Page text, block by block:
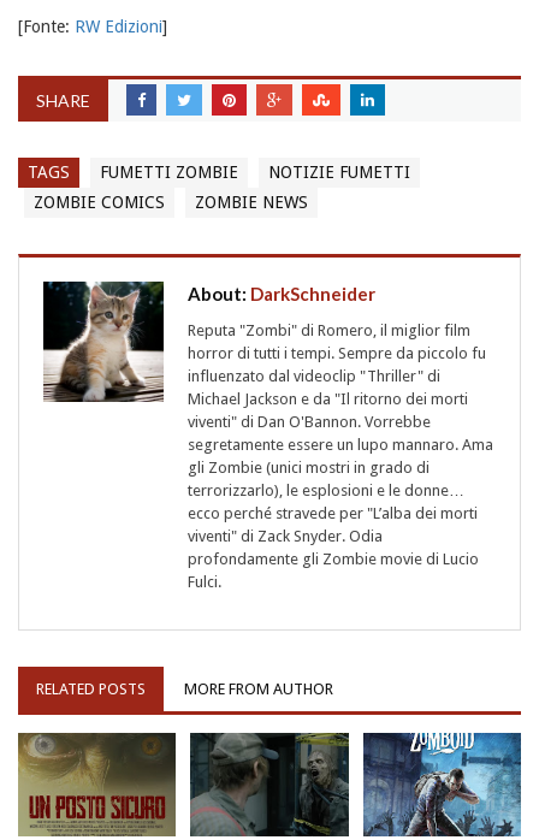
[Fonte: RW Edizioni]
SHARE
TAGS FUMETTI ZOMBIE
NOTIZIE FUMETTI
ZOMBIE COMICS
ZOMBIE NEWS
About: DarkSchneider
Reputa "Zombi" di Romero, il miglior film
horror di tutti i tempi. Sempre da piccolo fu
influenzato dal videoclip "Thriller" di
Michael Jackson e da "Il ritorno dei morti
viventi" di Dan O'Bannon. Vorrebbe
segretamente essere un lupo mannaro. Ama
gli Zombie (unici mostri in grado di
terrorizzarlo), le esplosioni e le donne…
ecco perché stravede per "L’alba dei morti
viventi" di Zack Snyder. Odia
profondamente gli Zombie movie di Lucio
Fulci.
RELATED POSTS MORE FROM AUTHOR